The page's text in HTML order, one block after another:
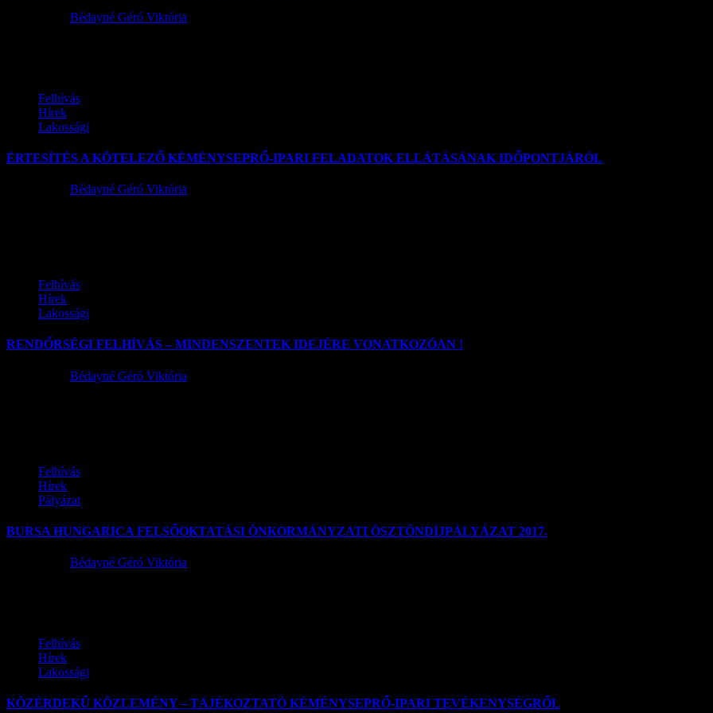
Bédayné Géró Viktória
Felhívás
Hírek
Lakossági
ÉRTESÍTÉS A KÖTELEZŐ KÉMÉNYSEPRŐ-IPARI FELADATOK ELLÁTÁSÁNAK IDŐPONTJÁRÓL
Bédayné Géró Viktória
Felhívás
Hírek
Lakossági
RENDŐRSÉGI FELHÍVÁS – MINDENSZENTEK IDEJÉRE VONATKOZÓAN !
Bédayné Géró Viktória
Felhívás
Hírek
Pályázat
BURSA HUNGARICA FELSŐOKTATÁSI ÖNKORMÁNYZATI ÖSZTÖNDÍJPÁLYÁZAT 2017.
Bédayné Géró Viktória
Felhívás
Hírek
Lakossági
KÖZÉRDEKŰ KÖZLEMÉNY – TÁJÉKOZTATÓ KÉMÉNYSEPRŐ-IPARI TEVÉKENYSÉGRŐL